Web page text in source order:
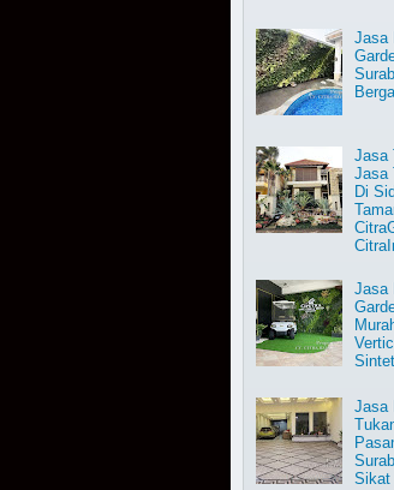
Jasa
Jasa
Jasa
Di
Jasa
Jasa
Sikat